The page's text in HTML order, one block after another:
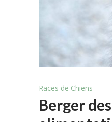
Races de Chiens
Berger